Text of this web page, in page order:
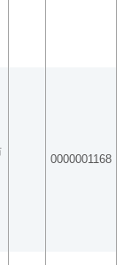
0000001168